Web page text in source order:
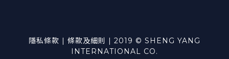
隱私條款 | 條款及細則 | 2019 © SHENG YANG
INTERNATIONAL CO.